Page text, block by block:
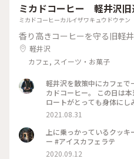
ミカドコーヒー 軽井沢旧
ミカドコーヒーカルイザワキュウドウテン
香り高きコーヒーを守る旧軽
軽井沢
カフェ, スイーツ・お菓子
軽井沢を散策中にカフェ
カドコーヒー。 この日は
2021.08.31
上に乗っかっているクッキーも美味
ー #アイスカフェラテ
2020.09.12